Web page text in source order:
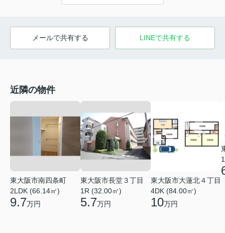
メールで共有する LINEで共有する
近隣の物件
東大阪市南四条町
2LDK (66.14㎡)
9.7万円
東大阪市長堂３丁目
1R (32.00㎡)
5.7万円
東大阪市大蓮北４丁目
4DK (84.00㎡)
10万円